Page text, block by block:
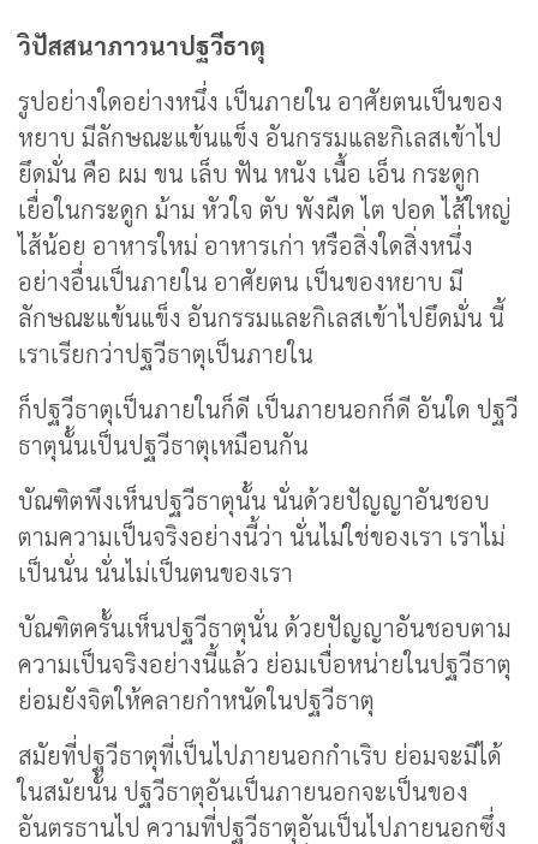
วิปัสสนาภาวนาปฐวีธาตุ
รูปอย่างใดอย่างหนึ่ง เป็นภายใน อาศัยตนเป็นของ
หยาบ มีลักษณะแข้นแข็ง อันกรรมและกิเลสเข้าไป
ยึดมั่น คือ ผม ขน เล็บ ฟัน หนัง เนื้อ เอ็น กระดูก
เยื่อในกระดูก ม้าม หัวใจ ตับ พังผืด ไต ปอด ไส้ใหญ่
ไส้น้อย อาหารใหม่ อาหารเก่า หรือสิ่งใดสิ่งหนึ่ง
อย่างอื่นเป็นภายใน อาศัยตน เป็นของหยาบ มี
ลักษณะแข้นแข็ง อันกรรมและกิเลสเข้าไปยึดมั่น นี้
เราเรียกว่าปฐวีธาตุเป็นภายใน
ก็ปฐวีธาตุเป็นภายในก็ดี เป็นภายนอกก็ดี อันใด ปฐวี
ธาตุนั้นเป็นปฐวีธาตุเหมือนกัน
บัณฑิตพึงเห็นปฐวีธาตุนั้น นั่นด้วยปัญญาอันชอบ
ตามความเป็นจริงอย่างนี้ว่า นั่นไม่ใช่ของเรา เราไม่
เป็นนั่น นั่นไม่เป็นตนของเรา
บัณฑิตครั้นเห็นปฐวีธาตุนั่น ด้วยปัญญาอันชอบตาม
ความเป็นจริงอย่างนี้แล้ว ย่อมเบื่อหน่ายในปฐวีธาตุ
ย่อมยังจิตให้คลายกำหนัดในปฐวีธาตุ
สมัยที่ปฐวีธาตุที่เป็นไปภายนอกกำเริบ ย่อมจะมีได้
ในสมัยนั้น ปฐวีธาตุอันเป็นภายนอกจะเป็นของ
อันตรธานไป ความที่ปฐวีธาตุอันเป็นไปภายนอกซึ่ง